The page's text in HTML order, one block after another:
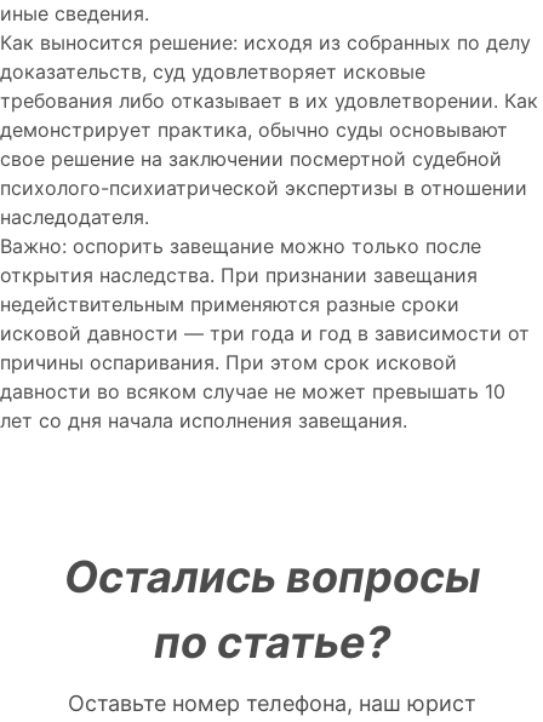
иные сведения.
Как выносится решение: исходя из собранных по делу
доказательств, суд удовлетворяет исковые
требования либо отказывает в их удовлетворении. Как
демонстрирует практика, обычно суды основывают
свое решение на заключении посмертной судебной
психолого-психиатрической экспертизы в отношении
наследодателя.
Важно: оспорить завещание можно только после
открытия наследства. При признании завещания
недействительным применяются разные сроки
исковой давности — три года и год в зависимости от
причины оспаривания. При этом срок исковой
давности во всяком случае не может превышать 10
лет со дня начала исполнения завещания.
Остались вопросы
по статье?
Оставьте номер телефона, наш юрист